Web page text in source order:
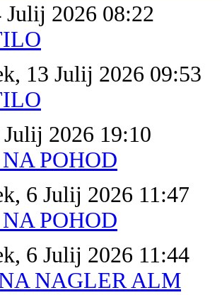
Julij 2026 08:22
13 Julij 2026 09:53
Julij 2026 19:10
POHOD
6 Julij 2026 11:47
POHOD
6 Julij 2026 11:44
NAGLER ALM